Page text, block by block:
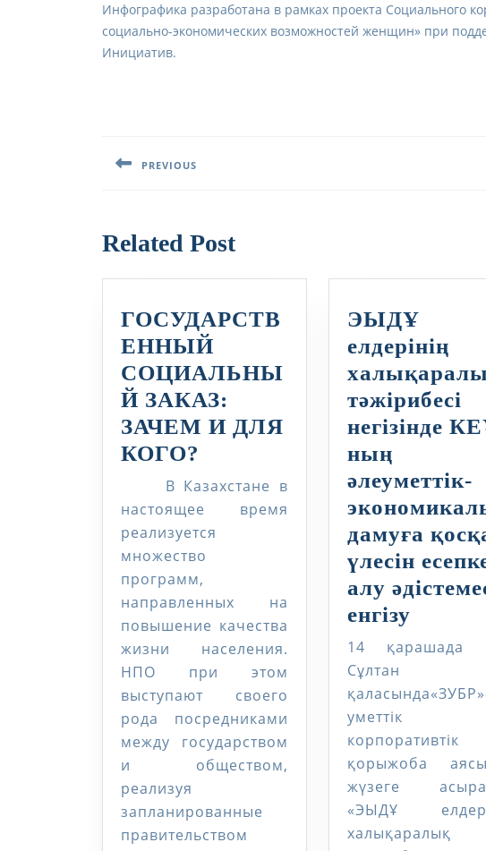
Инфографика разработана в рамках проекта Социального
социально-экономических возможностей женщин» при
Инициатив.
по
PREVIOUS
Related Post
ГОСУДАРСТВ
ЕННЫЙ
СОЦИАЛЬНЫ
Й ЗАКАЗ:
ЗАЧЕМ И ДЛЯ
КОГО? ГОСУДАРСТВЕННЫЙ
СОЦИАЛЬНЫЙ
ЗАКАЗ:
ЗАЧЕМ
И
ДЛЯ
КОГО?
В Казахстане в
настоящее время
реализуется
множество
программ,
направленных на
повышение качества
жизни населения.
НПО при этом
выступают своего
рода посредниками
между государством
и обществом,
реализуя
запланированные
правительством
ЭЫДҰ
елдерінің
тәжірибесі
негізінде
ның
әлеуметтік-
дамуға
үлесін
алу
енгізу
КЕҰ-
ның
14 қарашада
Сұлтан
уметтік
корпоративтік
қорыжоба
жүзеге
«ЭЫДҰ
халықаралық